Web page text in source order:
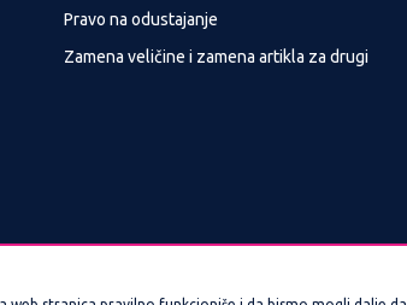
Pravo na odustajanje
Zamena veličine i zamena artikla za drugi